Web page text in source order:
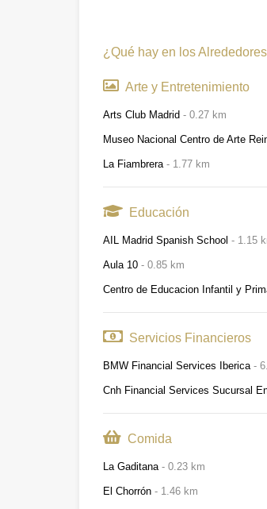
¿Qué hay en los
Arte y Entretenimiento
Arts Club Madrid 0.27 km
Museo Nacional Centro de Arte
La Fiambrera 1.77 km
Educación
AIL Madrid Spanish School 1.15
Aula 10 0.85 km
Centro de Educacion Infantil y
Servicios Financieros
BMW Financial Services Iberica
Cnh Financial Services Sucursal
Comida
La Gaditana 0.23 km
El Chorrón 1.46 km